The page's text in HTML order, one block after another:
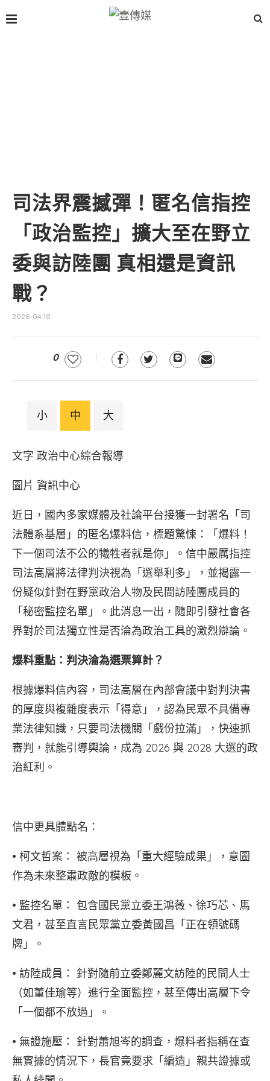
司法界震撼彈！匿名信指控
「政治監控」擴大至在野立
委與訪陸團 真相還是資訊
戰？
2026-04-10
0
小 中 大
文字 政治中心綜合報導
圖片 資訊中心
近日，國內多家媒體及社論平台接獲一封署名「司
法體系基層」的匿名爆料信，標題驚悚：「爆料！
下一個司法不公的犧牲者就是你」。信中嚴厲指控
司法高層將法律判決視為「選舉利多」，並揭露一
份疑似針對在野黨政治人物及民間訪陸團成員的
「秘密監控名單」。此消息一出，隨即引發社會各
界對於司法獨立性是否淪為政治工具的激烈辯論。
爆料重點：判決淪為選票算計？
根據爆料信內容，司法高層在內部會議中對判決書
的厚度與複雜度表示「得意」，認為民眾不具備專
業法律知識，只要司法機關「戲份拉滿」，快速抓
審判，就能引導輿論，成為 2026 與 2028 大選的政
治紅利。
信中更具體點名：
• 柯文哲案： 被高層視為「重大經驗成果」，意圖
作為未來整肅政敵的模板。
• 監控名單： 包含國民黨立委王鴻薇、徐巧芯、馬
文君，甚至直言民眾黨立委黃國昌「正在領號碼
牌」。
• 訪陸成員： 針對隨前立委鄭麗文訪陸的民間人士
（如董佳瑜等）進行全面監控，甚至傳出高層下令
「一個都不放過」。
• 無證施壓： 針對蕭旭岑的調查，爆料者指稱在查
無實據的情況下，長官竟要求「編造」親共證據或